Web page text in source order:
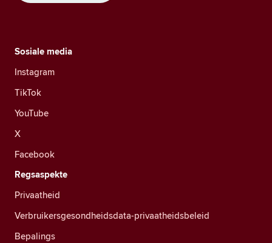
Sosiale media
Instagram
TikTok
YouTube
X
Facebook
Regsaspekte
Privaatheid
Verbruikersgesondheidsdata-privaatheidsbeleid
Bepalings